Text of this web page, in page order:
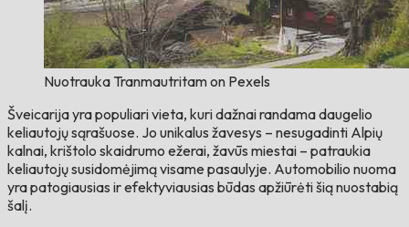
Nuotrauka Tranmautritam on Pexels
Šveicarija yra populiari vieta, kuri dažnai randama daugelio
keliautojų sąrašuose. Jo unikalus žavesys – nesugadinti Alpių
kalnai, krištolo skaidrumo ežerai, žavūs miestai – patraukia
keliautojų susidomėjimą visame pasaulyje. Automobilio nuoma
yra patogiausias ir efektyviausias būdas apžiūrėti šią nuostabią
šalį.